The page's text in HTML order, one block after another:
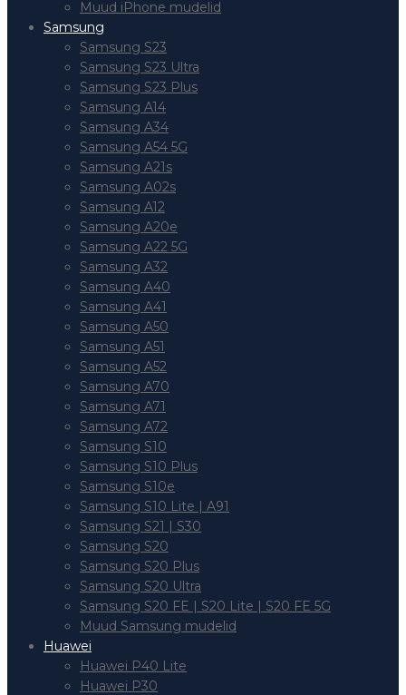
Muud iPhone mudelid
Samsung
Samsung S23
Samsung S23 Ultra
Samsung S23 Plus
Samsung A14
Samsung A34
Samsung A54 5G
Samsung A21s
Samsung A02s
Samsung A12
Samsung A20e
Samsung A22 5G
Samsung A32
Samsung A40
Samsung A41
Samsung A50
Samsung A51
Samsung A52
Samsung A70
Samsung A71
Samsung A72
Samsung S10
Samsung S10 Plus
Samsung S10e
Samsung S10 Lite | A91
Samsung S21 | S30
Samsung S20
Samsung S20 Plus
Samsung S20 Ultra
Samsung S20 FE | S20 Lite | S20 FE 5G
Muud Samsung mudelid
Huawei
Huawei P40 Lite
Huawei P30